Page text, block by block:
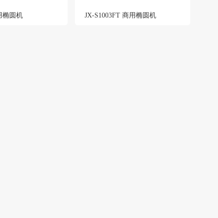
椭圆机 JX-S1003FT 商用椭圆机